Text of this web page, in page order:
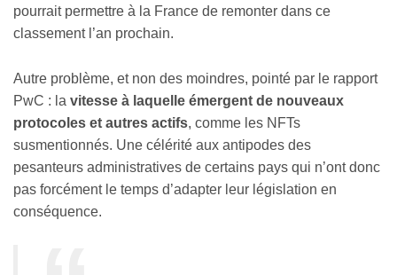
pourrait permettre à la France de remonter dans ce
classement l’an prochain.
Autre problème, et non des moindres, pointé par le rapport
PwC : la vitesse à laquelle émergent de nouveaux
protocoles et autres actifs, comme les NFTs
susmentionnés. Une célérité aux antipodes des
pesanteurs administratives de certains pays qui n’ont donc
pas forcément le temps d’adapter leur législation en
conséquence.